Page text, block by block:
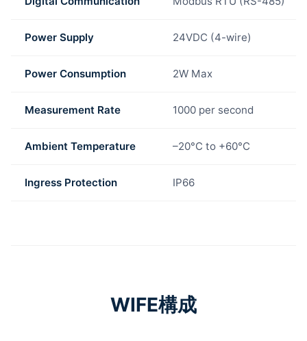
Power Supply 24VDC (4-wire)
Power Consumption 2W Max
Measurement Rate 1000 per second
Ambient Temperature –20°C to +60°C
Ingress Protection IP66
WIFE構成